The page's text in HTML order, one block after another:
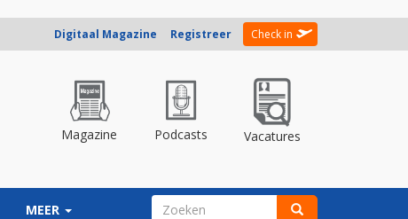
Digitaal Magazine Registreer Check in
Magazine Podcasts Vacatures
MEER ZOEKVELD